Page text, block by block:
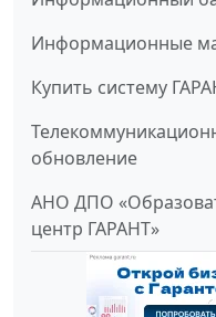
Информационные
Купить систему
обновление
АНО ДПО
центр ГАРАНТ»